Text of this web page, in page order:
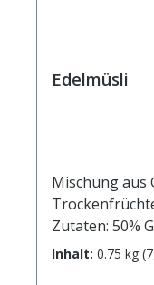
Edelmüsli
Mischung aus
Zutaten: 50%
Inhalt: 0.75 kg